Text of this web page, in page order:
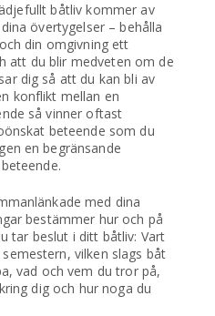
båtliv kommer av
övertygelser – behålla
din omgivning ett
att du blir medveten om de
dig så att du kan bli av
konflikt mellan en
så vinner oftast
beteende som du
en begränsande
med dina
bestämmer hur och på
tar beslut i ditt båtliv: Vart
vilken slags båt
vad och vem du tror på,
dig och hur noga du